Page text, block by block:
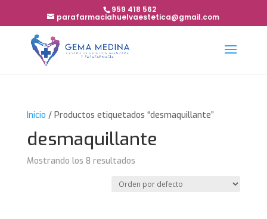
959 418 562
parafarmaciahuelvaestetica@gmail.com
Inicio / Productos etiquetados “desmaquillante”
desmaquillante
Mostrando los 8 resultados